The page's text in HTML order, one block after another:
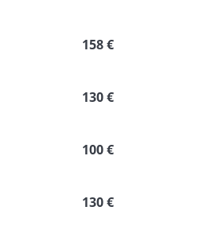
158 €
130 €
100 €
130 €